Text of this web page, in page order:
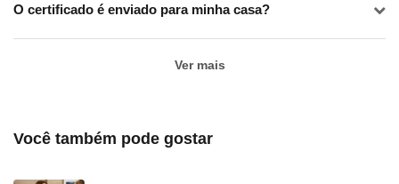
O certificado é enviado para minha casa?
Ver mais
Você também pode gostar